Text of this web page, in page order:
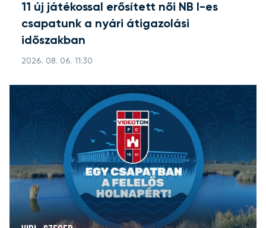
11 új játékossal erősített női NB I-es
csapatunk a nyári átigazolási
időszakban
2026. 08. 06. 11:30